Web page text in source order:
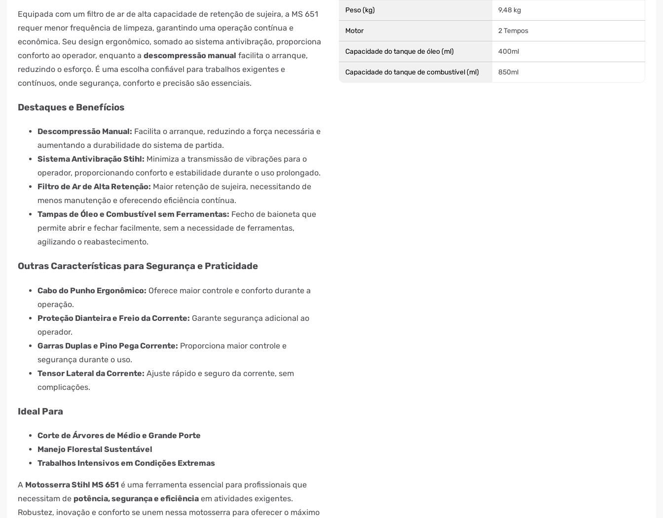
Equipada com um filtro de ar de alta capacidade de retenção de sujeira, a MS 651
requer menor frequência de limpeza, garantindo uma operação contínua e
econômica. Seu design ergonômico, somado ao sistema antivibração, proporciona
conforto ao operador, enquanto a descompressão manual facilita o arranque,
reduzindo o esforço. É uma escolha confiável para trabalhos exigentes e
contínuos, onde segurança, conforto e precisão são essenciais.
Destaques e Benefícios
Descompressão Manual: Facilita o arranque, reduzindo a força necessária e
aumentando a durabilidade do sistema de partida.
Sistema Antivibração Stihl: Minimiza a transmissão de vibrações para o
operador, proporcionando conforto e estabilidade durante o uso prolongado.
Filtro de Ar de Alta Retenção: Maior retenção de sujeira, necessitando de
menos manutenção e oferecendo eficiência contínua.
Tampas de Óleo e Combustível sem Ferramentas: Fecho de baioneta que
permite abrir e fechar facilmente, sem a necessidade de ferramentas,
agilizando o reabastecimento.
Outras Características para Segurança e Praticidade
Cabo do Punho Ergonômico: Oferece maior controle e conforto durante a
operação.
Proteção Dianteira e Freio da Corrente: Garante segurança adicional ao
operador.
Garras Duplas e Pino Pega Corrente: Proporciona maior controle e
segurança durante o uso.
Tensor Lateral da Corrente: Ajuste rápido e seguro da corrente, sem
complicações.
Ideal Para
Corte de Árvores de Médio e Grande Porte
Manejo Florestal Sustentável
Trabalhos Intensivos em Condições Extremas
A Motosserra Stihl MS 651 é uma ferramenta essencial para profissionais que
necessitam de potência, segurança e eficiência em atividades exigentes.
Robustez, inovação e conforto se unem nessa motosserra para oferecer o máximo
Peso (kg) 9,48 kg
Motor 2 Tempos
Capacidade do tanque de óleo (ml) 400ml
Capacidade do tanque de combustível (ml) 850ml